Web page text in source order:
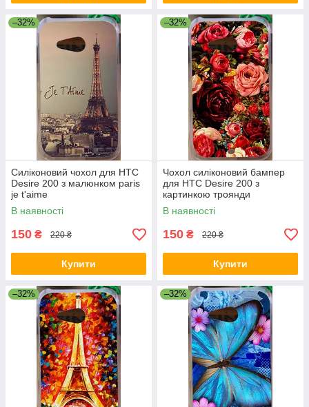
–32%
Силіконовий чохол для HTC
Desire 200 з малюнком paris
je t'aime
В наявності
150 ₴ 220 ₴
Купити
–32%
Чохол силіконовий бампер
для HTC Desire 200 з
картинкою троянди
В наявності
150 ₴ 220 ₴
Купити
–32% –32%